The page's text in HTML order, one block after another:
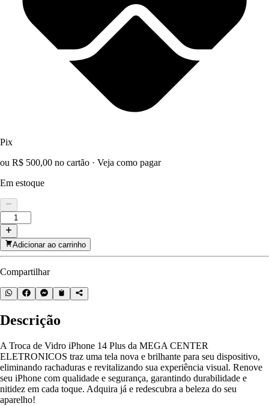
Pix
ou R$ 500,00 no cartão · Veja como pagar
Em estoque
Adicionar ao carrinho
Compartilhar
Descrição
A Troca de Vidro iPhone 14 Plus da MEGA CENTER
ELETRONICOS traz uma tela nova e brilhante para seu dispositivo,
eliminando rachaduras e revitalizando sua experiência visual. Renove
seu iPhone com qualidade e segurança, garantindo durabilidade e
nitidez em cada toque. Adquira já e redescubra a beleza do seu
aparelho!